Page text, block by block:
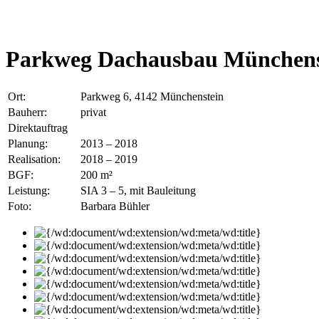
Parkweg Dachausbau
Ort:
Parkweg 6, 4142 Münchenstein
Bauherr:
privat
Direktauftrag
Planung:
2013 – 2018
Realisation:
2018 – 2019
BGF:
200 m²
Leistung:
SIA 3 – 5, mit Bauleitung
Foto:
Barbara Bühler